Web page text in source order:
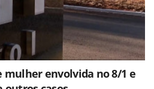
mulher envolvida no 8/1 e